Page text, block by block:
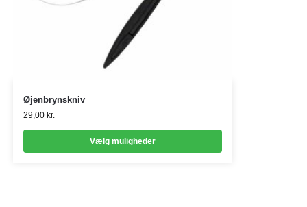
Øjenbrynskniv
29,00 kr.
Vælg muligheder